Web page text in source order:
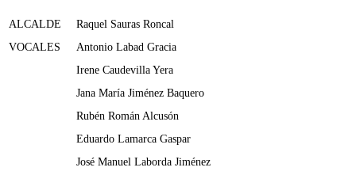
ALCALDE
Raquel Sauras Roncal
VOCALES
Antonio Labad Gracia
Irene Caudevilla Yera
Jana María Jiménez Baquero
Rubén Román Alcusón
Eduardo Lamarca Gaspar
José Manuel Laborda Jiménez